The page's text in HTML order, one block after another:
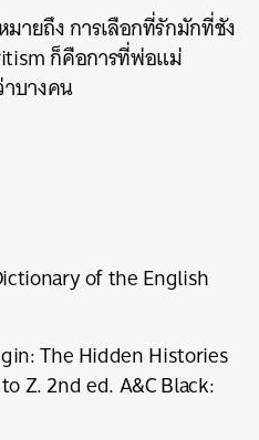
ายถึง การเลือกที่รักมักที่ชัง
ก็คือการที่พ่อแม่
บางคน
of the English
The Hidden Histories
Z. 2nd ed. A&C Black: